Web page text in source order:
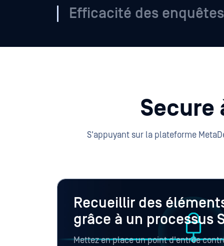
Efficacité des enquêtes
Secure
S'appuyant sur la plateforme
Recueillir des
grâce à un processus
Mettez en place un point d'entrée